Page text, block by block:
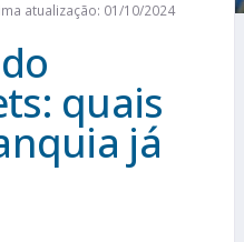
atualização: 01/10/2024
quais
já